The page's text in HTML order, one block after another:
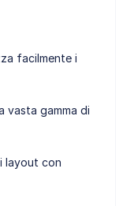
facilmente i
vasta gamma di
layout con